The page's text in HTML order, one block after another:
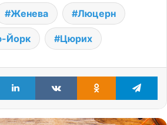
Женева Люцерн
Йорк Цюрих
LinkedIn VKontakteOdnoklassniki